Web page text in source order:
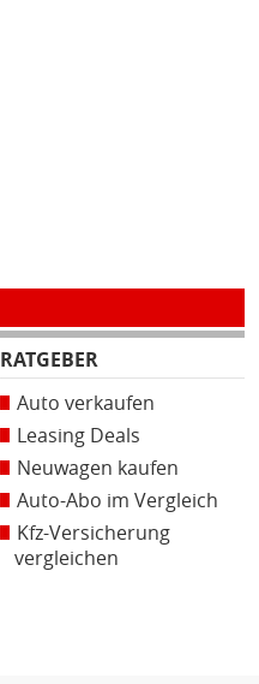
RATGEBER
Auto verkaufen
Leasing Deals
Neuwagen kaufen
Auto-Abo im Vergleich
Kfz-Versicherung
vergleichen